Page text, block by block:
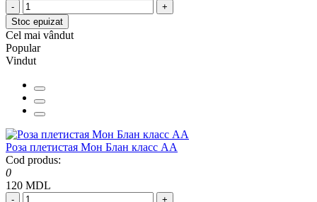
-
+
Stoc epuizat
Cel mai vândut
Popular
Vindut
Роза плетистая Мон Блан класс АА
Cod produs:
0
120 MDL
- +